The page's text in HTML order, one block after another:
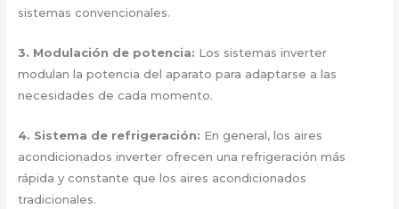
sistemas convencionales.
3. Modulación de potencia: Los sistemas inverter
modulan la potencia del aparato para adaptarse a las
necesidades de cada momento.
4. Sistema de refrigeración: En general, los aires
acondicionados inverter ofrecen una refrigeración más
rápida y constante que los aires acondicionados
tradicionales.